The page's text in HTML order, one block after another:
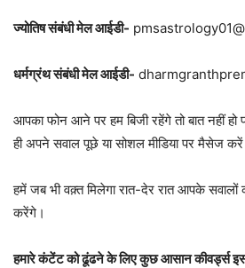
ज्योतिष संबंधी मेल आईडी-
धर्मग्रंथ संबंधी मेल आईडी-
आपका फोन आने पर हम बिजी रहेंगे तो बात नहीं हो
ही अपने सवाल पूछे या सोशल मीडिया पर मैसेज
हमें जब भी वक़्त मिलेगा रात-देर रात आपके सवालों
करेंगे।
हमारे कंटेंट को ढूंढने के लिए कुछ आसान कीवर्ड्स